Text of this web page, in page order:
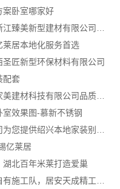
案卧室哪家好
莱居本地化服务首选
匠新型环保材料有限公司
配套
海宁精装房翻新公司嘉兴家美建材科技有限公司品质保障
效果图-慕新不锈钢
亿莱居
北百年米莱打造爱巢